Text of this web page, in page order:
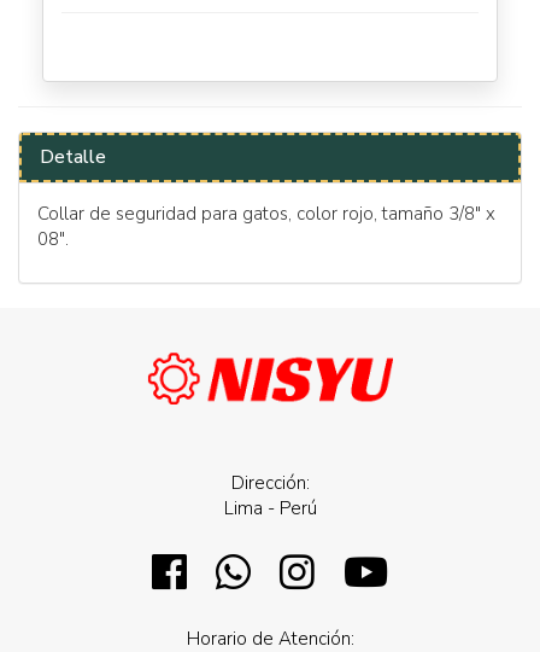
Detalle
Collar de seguridad para gatos, color rojo, tamaño 3/8" x
08".
Dirección:
Lima - Perú
Horario de Atención: